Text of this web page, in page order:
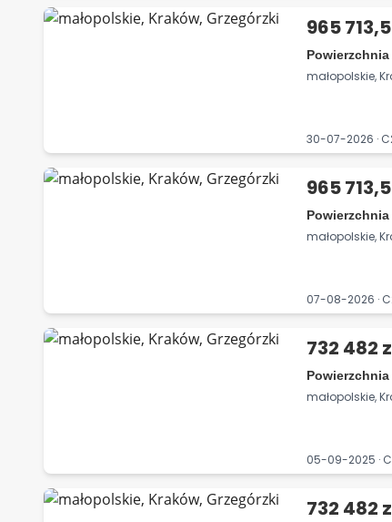
965
małopolskie,
30-07-2026 ·
965
małopolskie,
07-08-2026 ·
732 482
małopolskie,
05-09-2025 ·
732 482